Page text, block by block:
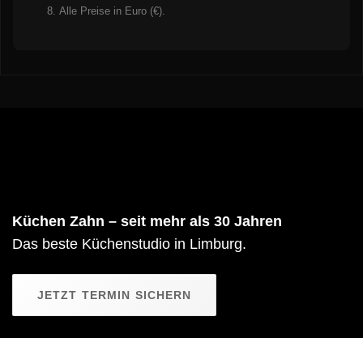
Alle Preise in Euro (€).
Küchen Zahn – seit mehr als 30 Jahren
Das beste Küchenstudio in Limburg.
JETZT TERMIN SICHERN